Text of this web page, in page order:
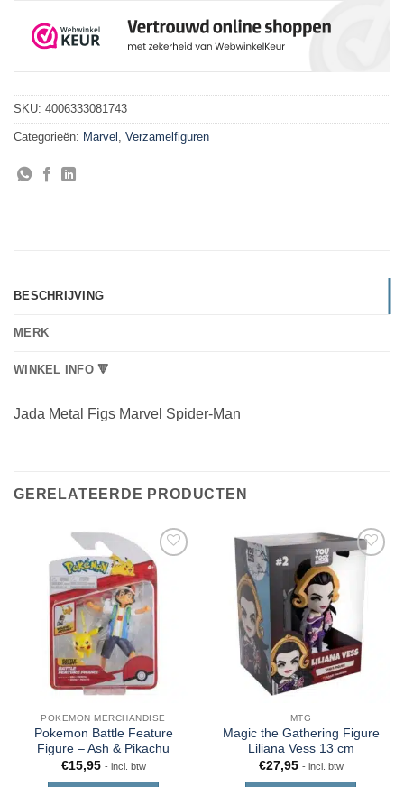
SKU: 4006333081743
Categorieën: Marvel , Verzamelfiguren
BESCHRIJVING
MERK
WINKEL INFO 🔻
Jada Metal Figs Marvel Spider-Man
GERELATEERDE PRODUCTEN
POKEMON MERCHANDISE
Pokemon Battle Feature
Figure – Ash & Pikachu
€15,95 - incl. btw
MTG
Magic the Gathering Figure
Liliana Vess 13 cm
€27,95 - incl. btw